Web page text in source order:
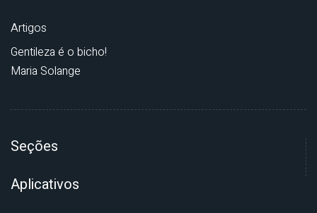
Artigos
Gentileza é o bicho!
Maria Solange
Seções
Aplicativos